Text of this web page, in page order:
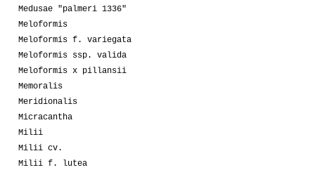
Medusae "palmeri 1336"
Meloformis
Meloformis f. variegata
Meloformis ssp. valida
Meloformis x pillansii
Memoralis
Meridionalis
Micracantha
Milii
Milii cv.
Milii f. lutea